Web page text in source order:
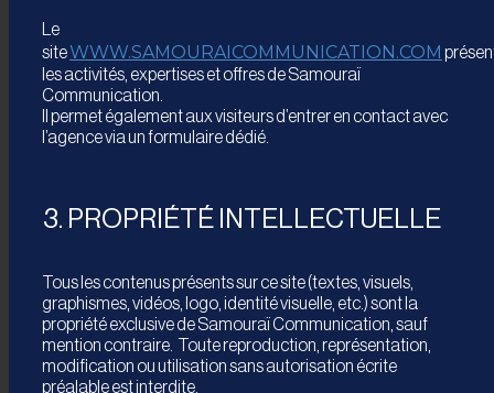
Le
siteWWW.SAMOURAICOMMUNICATION.COM
les activités, expertises et offres de Samouraï
Communication.
Il permet également aux visiteurs d’entrer en contact avec
l’agence via un formulaire dédié.
3. PROPRIÉTÉ INTELLECTUELLE
Tous les contenus présents sur ce site (textes, visuels,
graphismes, vidéos, logo, identité visuelle, etc.) sont la
propriété exclusive de Samouraï Communication, sauf
mention contraire. Toute reproduction, représentation,
modification ou utilisation sans autorisation écrite
préalable est interdite.